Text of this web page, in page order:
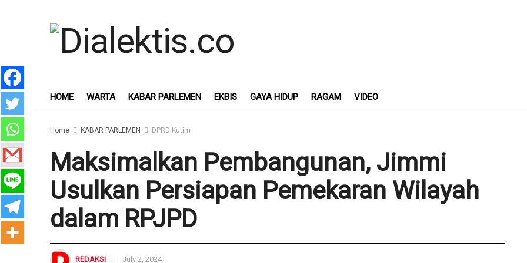
HOME WARTA KABAR PARLEMEN EKBIS GAYA HIDUP RAGAM VIDEO
Home KABAR PARLEMEN DPRD Kutim
Maksimalkan Pembangunan, Jimmi
Usulkan Persiapan Pemekaran Wilayah
dalam RPJPD
REDAKSI July 2, 2024